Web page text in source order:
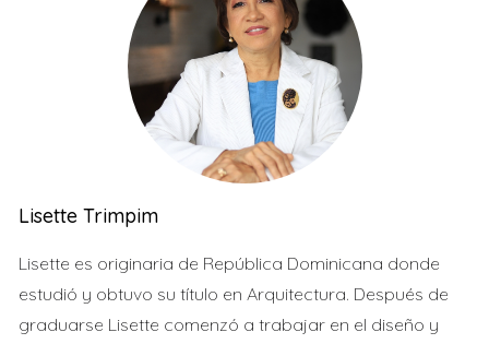
Lisette Trimpim
Lisette es originaria de República Dominicana donde
estudió y obtuvo su título en Arquitectura. Después de
graduarse Lisette comenzó a trabajar en el diseño y